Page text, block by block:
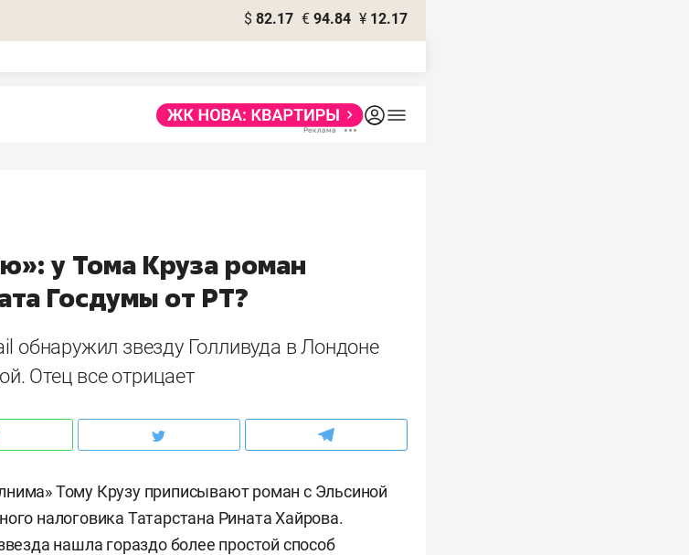
$ 82.17 € 94.84 ¥ 12.17
у Тома Круза роман
Госдумы от РТ?
обнаружил звезду Голливуда в Лондоне
Отец все отрицает
Тому Крузу приписывают роман с Эльсиной
налоговика Татарстана Рината Хайрова.
нашла гораздо более простой способ